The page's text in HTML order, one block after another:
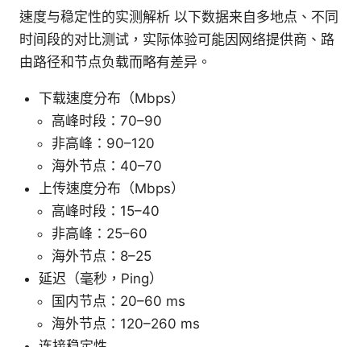
速度与稳定性的实测解析 以下数据来自多地点、不同
时间段的对比测试，实际体验可能因网络提供商、路
由路径和节点负载而略有差异。
下载速度分布（Mbps）
高峰时段：70–90
非高峰：90–120
海外节点：40–70
上传速度分布（Mbps）
高峰时段：15–40
非高峰：25–60
海外节点：8–25
延迟（毫秒，Ping）
国内节点：20–60 ms
海外节点：120–260 ms